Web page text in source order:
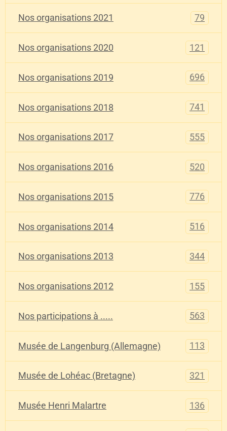
Nos organisations 2021 79
Nos organisations 2020 121
Nos organisations 2019 696
Nos organisations 2018 741
Nos organisations 2017 555
Nos organisations 2016 520
Nos organisations 2015 776
Nos organisations 2014 516
Nos organisations 2013 344
Nos organisations 2012 155
Nos participations à ..... 563
Musée de Langenburg (Allemagne) 113
Musée de Lohéac (Bretagne) 321
Musée Henri Malartre 136